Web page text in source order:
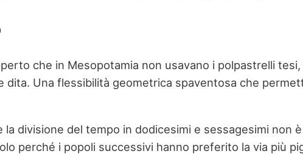
che in Mesopotamia non usavano i polpastrelli
dita. Una flessibilità geometrica spaventosa che
la divisione del tempo in dodicesimi e sessagesimi non
perché i popoli successivi hanno preferito la via più